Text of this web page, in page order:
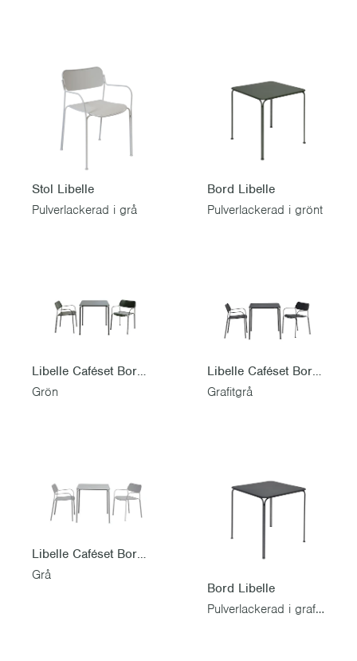
Stol Libelle
Pulverlackerad i grå
Bord Libelle
Pulverlackerad i grönt
Libelle Caféset Bord & 2 stolar
Grön
Libelle Caféset Bord & 2 stolar
Grafitgrå
Libelle Caféset Bord & 2 stolar
Grå
Bord Libelle
Pulverlackerad i grafitgrå